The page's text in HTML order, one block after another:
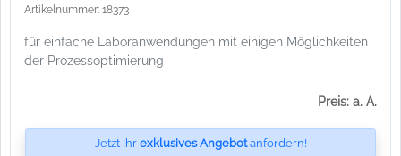
Artikelnummer: 18373
für einfache Laboranwendungen mit einigen Möglichkeiten
der Prozessoptimierung
Preis: a. A.
Jetzt Ihr exklusives Angebotanfordern!